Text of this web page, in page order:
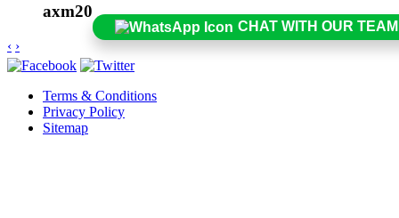
CHAT WITH OUR TEAM
axm20
‹ ›
Terms & Conditions
Privacy Policy
Sitemap